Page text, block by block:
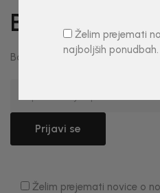
Bodite
Bodite obveščeni o novostih in
Želim prejemati novice o
Želim prejemati
najboljših ponudbah.